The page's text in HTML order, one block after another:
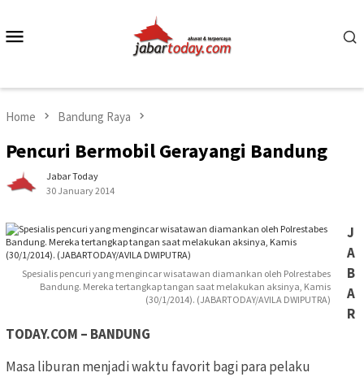
content
Home Bandung Raya
Pencuri Bermobil Gerayangi Bandung
Jabar Today
30 January 2014
Spesialis pencuri yang mengincar wisatawan diamankan oleh Polrestabes
Bandung. Mereka tertangkap tangan saat melakukan aksinya, Kamis
(30/1/2014). (JABARTODAY/AVILA DWIPUTRA)
J
A
B
A
R
TODAY.COM – BANDUNG
Masa liburan menjadi waktu favorit bagi para pelaku